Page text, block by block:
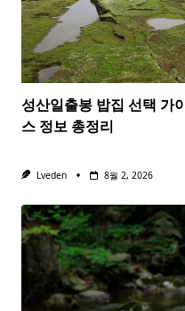
성산일출봉 밥집 선택 가
스 정보 총정리
Lveden 8월 2, 2026